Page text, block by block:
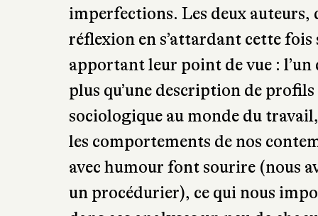
administration traite avec
DansLa Comédie de la vie au
miniature de notre société, l’être
imperfections. Les deux
réflexion en s’attardant cette
apportant leur point de vue : l’un
plus qu’une description de
sociologique au monde du